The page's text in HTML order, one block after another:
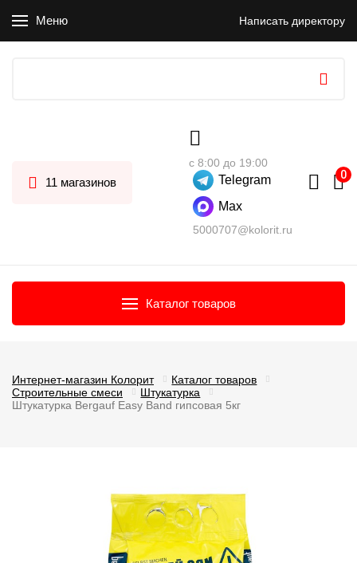
Меню Написать директору
11 магазинов
с 8:00 до 19:00
Telegram
Max
5000707@kolorit.ru
Каталог товаров
Интернет-магазин Колорит
Каталог товаров
Строительные смеси
Штукатурка
Штукатурка Bergauf Easy Band гипсовая 5кг